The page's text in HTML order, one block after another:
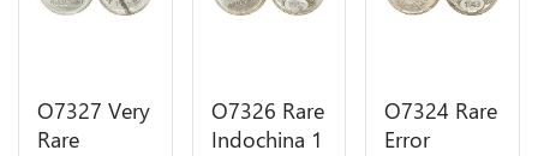
O7327 Very
Rare
O7326 Rare
Indochina 1
O7324 Rare
Error